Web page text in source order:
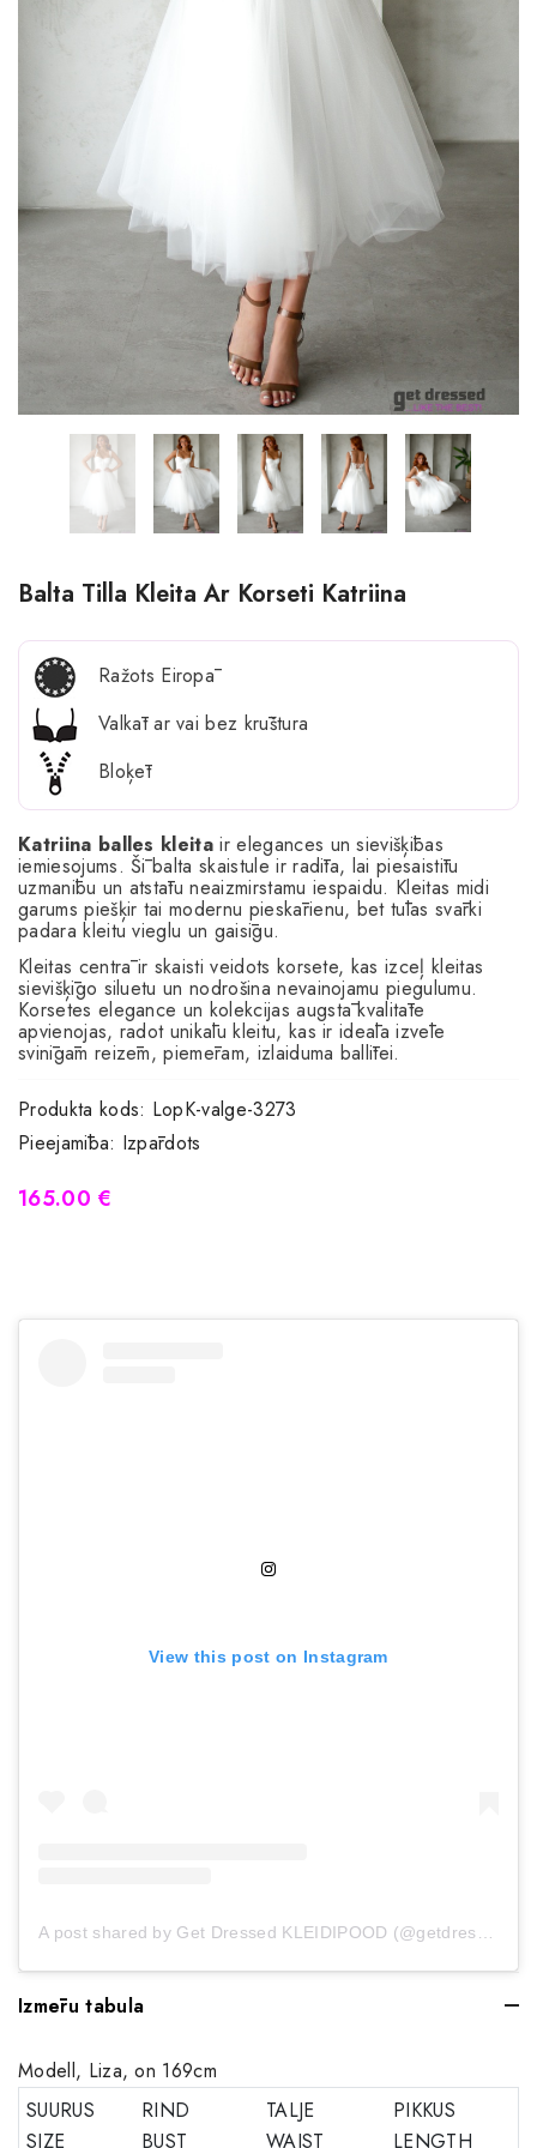
Balta Tilla Kleita Ar Korseti Katriina
Ražots Eiropā
Valkāt ar vai bez krūštura
Bloķēt
Katriina balles kleita ir elegances un sievišķības
iemiesojums. Šī balta skaistule ir radīta, lai piesaistītu
uzmanību un atstātu neaizmirstamu iespaidu. Kleitas midi
garums piešķir tai modernu pieskārienu, bet tūlas svārki
padara kleitu vieglu un gaisīgu.
Kleitas centrā ir skaisti veidots korsete, kas izceļ kleitas
sievišķīgo siluetu un nodrošina nevainojamu piegulumu.
Korsetes elegance un kolekcijas augstā kvalitāte
apvienojas, radot unikālu kleitu, kas ir ideāla izvēle
svinīgām reizēm, piemēram, izlaiduma ballītei.
Produkta kods: LopK-valge-3273
Pieejamība: Izpārdots
165.00 €
View this post on Instagram
Izmēru tabula
Modell, Liza, on 169cm
SUURUS
SIZE
RIND
BUST
TALJE
WAIST
PIKKUS
LENGTH